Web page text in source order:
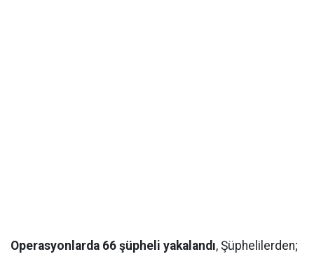
Operasyonlarda 66 şüpheli yakalandı, Şüphelilerden;